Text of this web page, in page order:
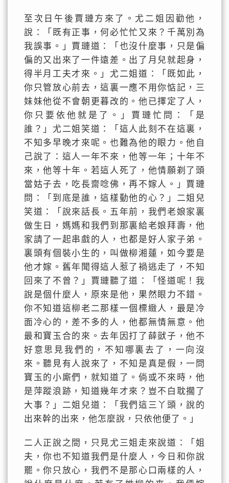
至次日午後賈璉方來了。尤二姐因勸他，
說：「既有正事，何必忙忙又來？千萬別為
我誤事。」賈璉道：「也沒什麼事，只是偏
偏的又出來了一件遠差。出了月兒就起身，
得半月工夫才來。」尤二姐道：「既如此，
你只管放心前去，這裏一應不用你惦記，三
妹妹他從不會朝更暮改的。他已擇定了人，
你只要依他就是了。」賈璉忙問：「是
誰？」尤二姐笑道：「這人此刻不在這裏，
不知多早晚才來呢。也難為他的眼力。他自
己說了：這人一年不來，他等一年；十年不
來，他等十年。若這人死了，他情願剃了頭
當姑子去，吃長齋唸佛，再不嫁人。」賈璉
問：「到底是誰，這樣動他的心？」二姐兒
笑道：「說來話長。五年前，我們老娘家裏
做生日，媽媽和我們到那裏給老娘拜壽，他
家請了一起串戲的人，也都是好人家子弟。
裏頭有個裝小生的，叫做柳湘蓮，如今要是
他才嫁。舊年聞得這人惹了禍逃走了，不知
回來了不曾？」賈璉聽了道：「怪道呢！我
說是個什麼人，原來是他，果然眼力不錯。
你不知道這柳老二那樣一個標緻人，最是冷
面冷心的，差不多的人，他都無情無意。他
最和寶玉合的來。去年因打了薛獃子，他不
好意思見我們的，不知哪裏去了，一向沒
來。聽見有人說來了，不知是真是假，一問
寶玉的小廝們，就知道了。倘或不來時，他
是萍蹤浪跡，知道幾年才來？豈不白耽擱了
大事？」二姐兒道：「我們這三丫頭，說的
出來幹的出來，他怎麼說，只依他便了。」
二人正說之間，只見尤三姐走來說道：「姐
夫，你也不知道我們是什麼人，今日和你說
罷。你只放心，我們不是那心口兩樣的人，